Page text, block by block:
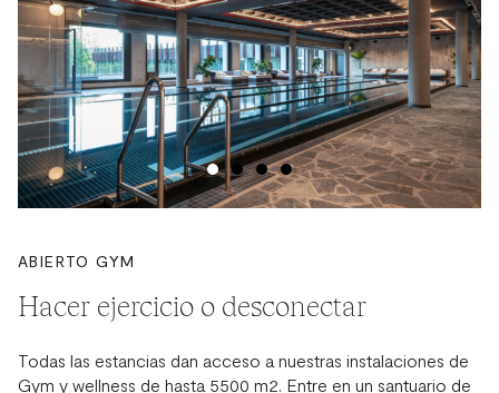
ABIERTO GYM
Hacer ejercicio o desconectar
Todas las estancias dan acceso a nuestras instalaciones de
Gym y wellness de hasta 5500 m2. Entre en un santuario de